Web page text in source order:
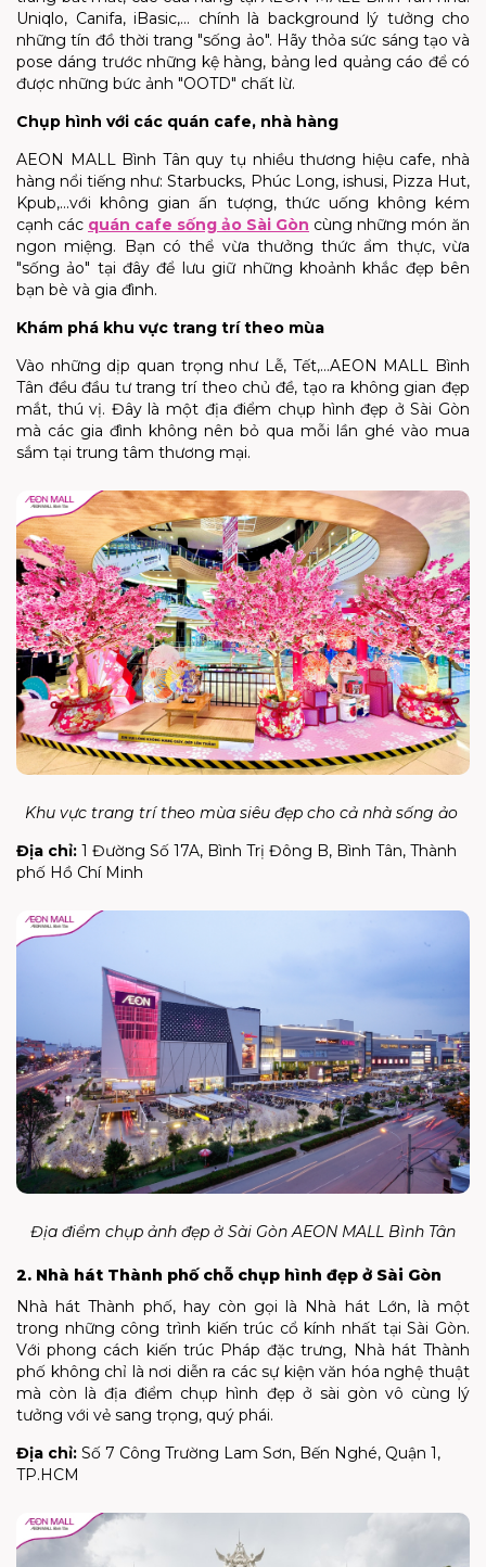
Uniqlo, Canifa, iBasic,... chính là background lý tưởng cho
những tín đồ thời trang "sống ảo". Hãy thỏa sức sáng tạo và
pose dáng trước những kệ hàng, bảng led quảng cáo để có
được những bức ảnh "OOTD" chất lừ.
Chụp hình với các quán cafe, nhà hàng
AEON MALL Bình Tân quy tụ nhiều thương hiệu cafe, nhà
hàng nổi tiếng như: Starbucks, Phúc Long, ishusi, Pizza Hut,
Kpub,...với không gian ấn tượng, thức uống không kém
cạnh các quán cafe sống ảo Sài Gòn cùng những món ăn
ngon miệng. Bạn có thể vừa thưởng thức ẩm thực, vừa
"sống ảo" tại đây để lưu giữ những khoảnh khắc đẹp bên
bạn bè và gia đình.
Khám phá khu vực trang trí theo mùa
Vào những dịp quan trọng như Lễ, Tết,...AEON MALL Bình
Tân đều đầu tư trang trí theo chủ đề, tạo ra không gian đẹp
mắt, thú vị. Đây là một địa điểm chụp hình đẹp ở Sài Gòn
mà các gia đình không nên bỏ qua mỗi lần ghé vào mua
sắm tại trung tâm thương mại.
Khu vực trang trí theo mùa siêu đẹp cho cả nhà sống ảo
Địa chỉ: 1 Đường Số 17A, Bình Trị Đông B, Bình Tân, Thành
phố Hồ Chí Minh
Địa điểm chụp ảnh đẹp ở Sài Gòn AEON MALL Bình Tân
2. Nhà hát Thành phố chỗ chụp hình đẹp ở Sài Gòn
Nhà hát Thành phố, hay còn gọi là Nhà hát Lớn, là một
trong những công trình kiến trúc cổ kính nhất tại Sài Gòn.
Với phong cách kiến trúc Pháp đặc trưng, Nhà hát Thành
phố không chỉ là nơi diễn ra các sự kiện văn hóa nghệ thuật
mà còn là địa điểm chụp hình đẹp ở sài gòn vô cùng lý
tưởng với vẻ sang trọng, quý phái.
Địa chỉ: Số 7 Công Trường Lam Sơn, Bến Nghé, Quận 1,
TP.HCM